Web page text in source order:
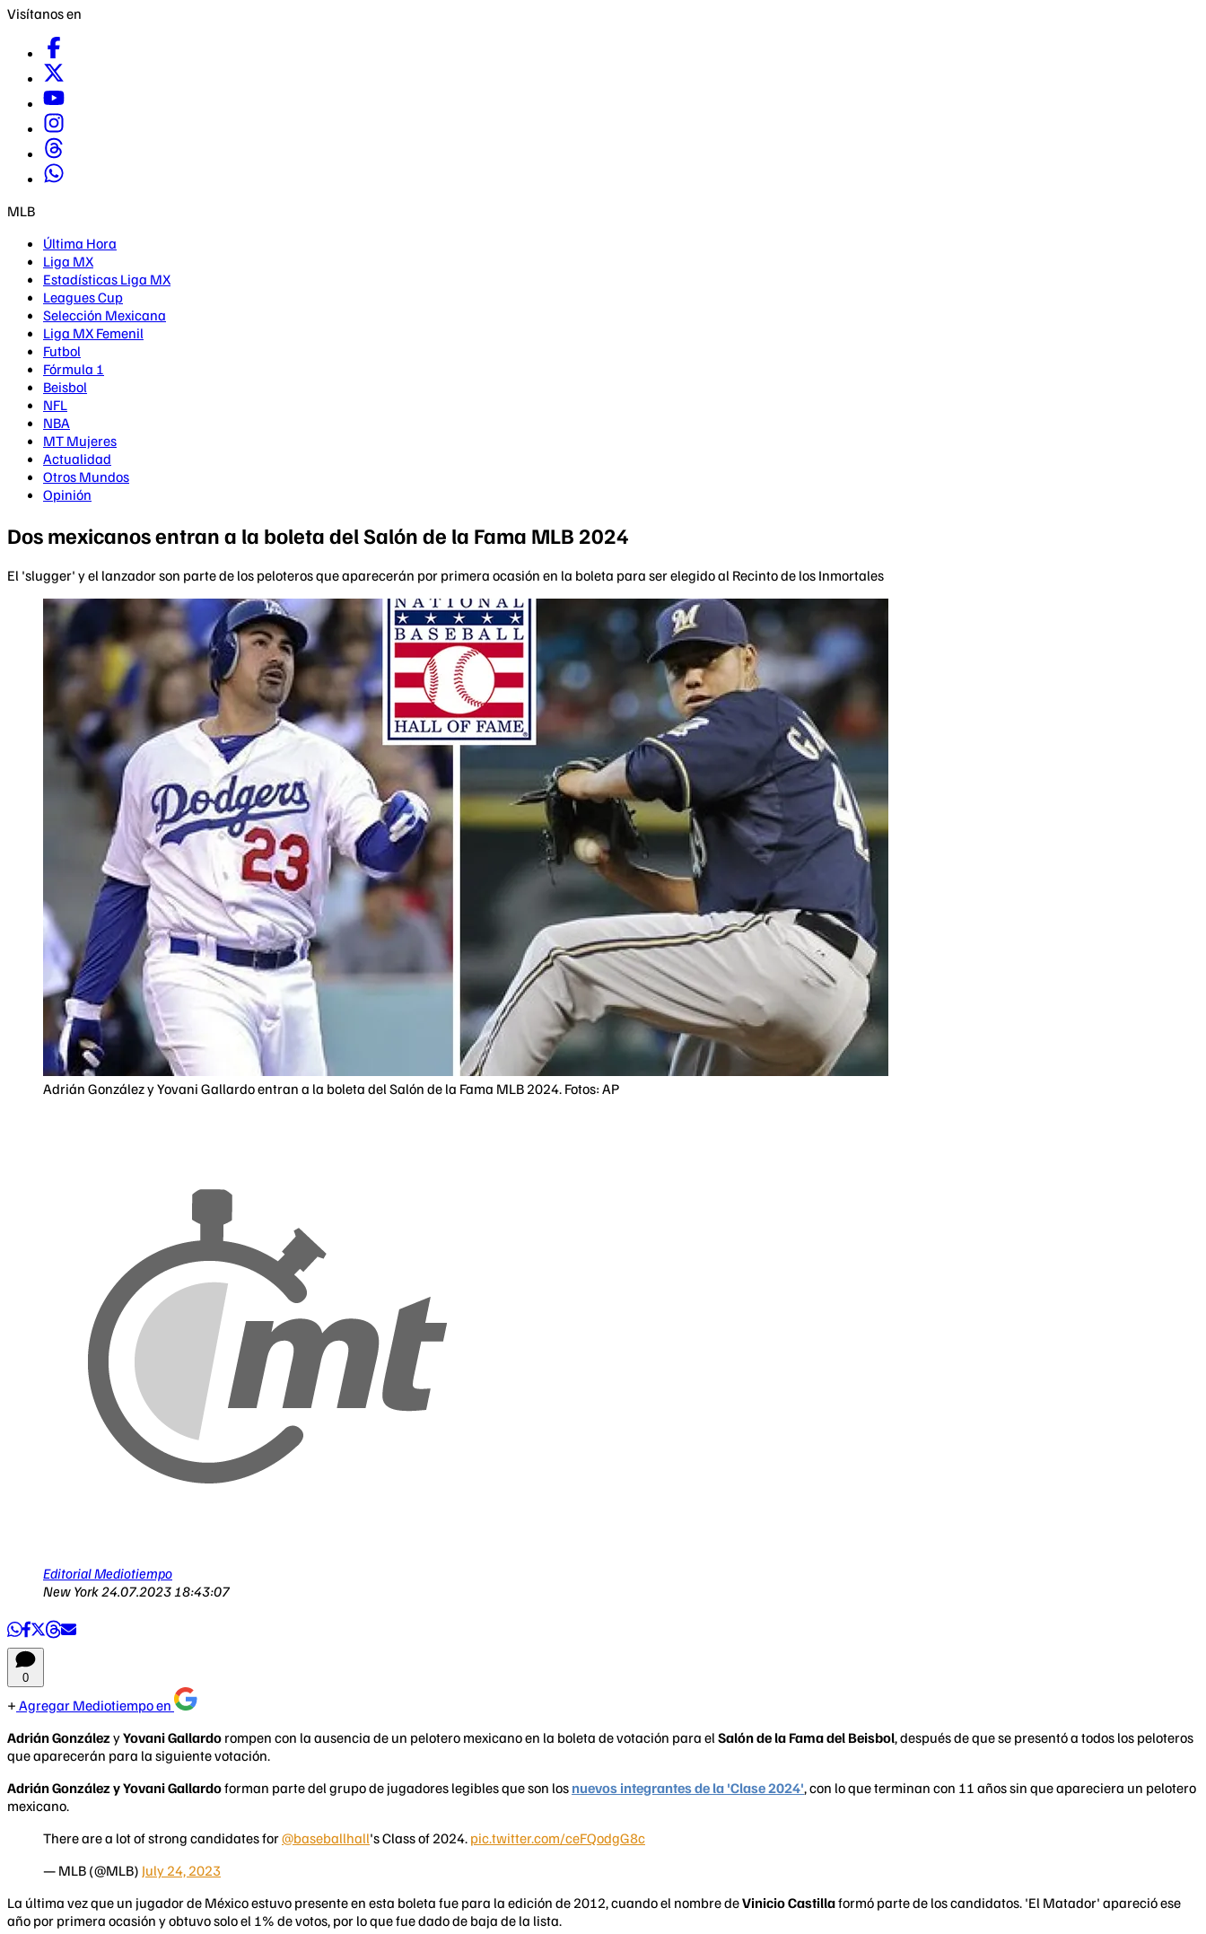
Visítanos en
MLB
Última Hora
Liga MX
Estadísticas Liga MX
Leagues Cup
Selección Mexicana
Liga MX Femenil
Futbol
Fórmula 1
Beisbol
NFL
NBA
MT Mujeres
Actualidad
Otros Mundos
Opinión
Dos mexicanos entran a la boleta del Salón de la Fama MLB 2024
El 'slugger' y el lanzador son parte de los peloteros que aparecerán por primera ocasión en la boleta para ser elegido al Recinto de los Inmortales
Adrián González y Yovani Gallardo entran a la boleta del Salón de la Fama MLB 2024. Fotos: AP
Editorial Mediotiempo
New York24.07.2023 18:43:07
0
Agregar Mediotiempo en
Adrián González yYovani Gallardo rompen con la ausencia de un pelotero mexicano en la boleta de votación para el Salón de la Fama del Beisbol, después de que se presentó a todos los peloteros
que aparecerán para la siguiente votación.
Adrián González y Yovani Gallardoforman parte del grupo de jugadores legibles que son los nuevos integrantes de la 'Clase 2024', con lo que terminan con 11 años sin que apareciera un pelotero
mexicano.
There are a lot of strong candidates for@baseballhall's Class of 2024. pic.twitter.com/ceFQodgG8c
— MLB (@MLB) July 24, 2023
La última vez que un jugador de México estuvo presente en esta boleta fue para la edición de 2012, cuando el nombre deVinicio Castillaformó parte de los candidatos. 'El Matador' apareció ese
año por primera ocasión y obtuvo solo el 1% de votos, por lo que fue dado de baja de la lista.